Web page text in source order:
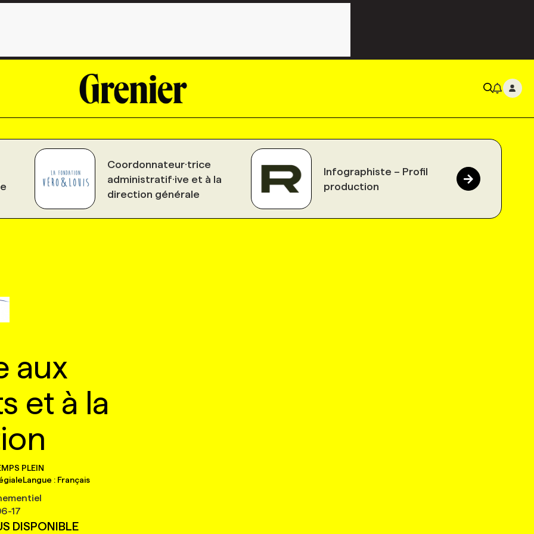
Coordonnateur·trice
administratif·ive et à la
direction générale
Infographiste – Profil
production
aux
et à la
PLEIN
Langue : Français
17
DISPONIBLE